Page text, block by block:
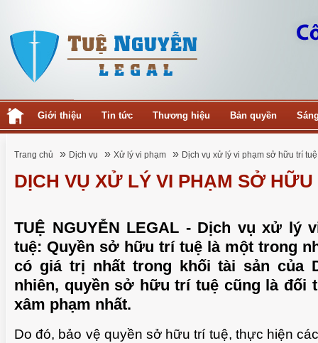
Giới thiệu Tin tức Thương hiệu Bản quyền
Trang chủ » Dịch vụ » Xử lý vi phạm » Dịch vụ xử lý vi phạm sở hữu trí tuệ
DỊCH VỤ XỬ LÝ VI PHẠM SỞ HỮU
TUỆ NGUYỄN LEGAL - Dịch vụ xử lý
tuệ: Quyền sở hữu trí tuệ là một trong
có giá trị nhất trong khối tài sản của
nhiên, quyền sở hữu trí tuệ cũng là đối
xâm phạm nhất.
Do đó, bảo vệ quyền sở hữu trí tuệ, thực hiện